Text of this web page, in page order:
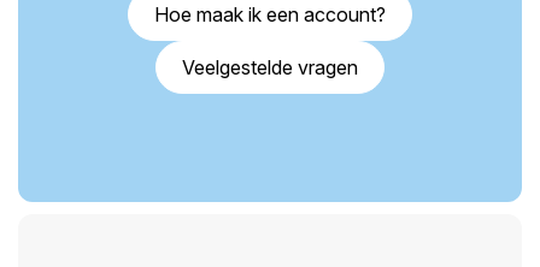
Hoe maak ik een account?
Veelgestelde vragen